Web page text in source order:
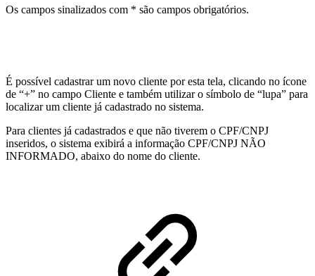
Os campos sinalizados com * são campos obrigatórios.
É possível cadastrar um novo cliente por esta tela, clicando no ícone
de “+” no campo Cliente e também utilizar o símbolo de “lupa” para
localizar um cliente já cadastrado no sistema.
Para clientes já cadastrados e que não tiverem o CPF/CNPJ
inseridos, o sistema exibirá a informação CPF/CNPJ NÃO
INFORMADO, abaixo do nome do cliente.